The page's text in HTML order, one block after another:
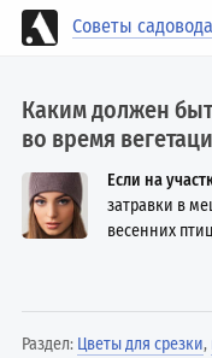
Советы
Каким должен
во время
Если на
затравки в
весенних
Раздел: Цветы для срезки,